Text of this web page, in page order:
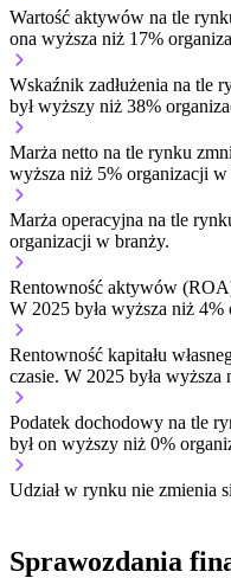
Wartość aktywów na tle
ona wyższa niż 17%
Wskaźnik zadłużenia na tle
był wyższy niż 38%
Marża netto na tle rynku
wyższa niż 5% organizacji w
Marża operacyjna na tle
organizacji w branży.
Rentowność aktywów
W 2025 była wyższa niż
Rentowność kapitału
czasie. W 2025 była wyższa
Podatek dochodowy na tle
był on wyższy niż 0%
Udział w rynku nie zmienia
Sprawozdania